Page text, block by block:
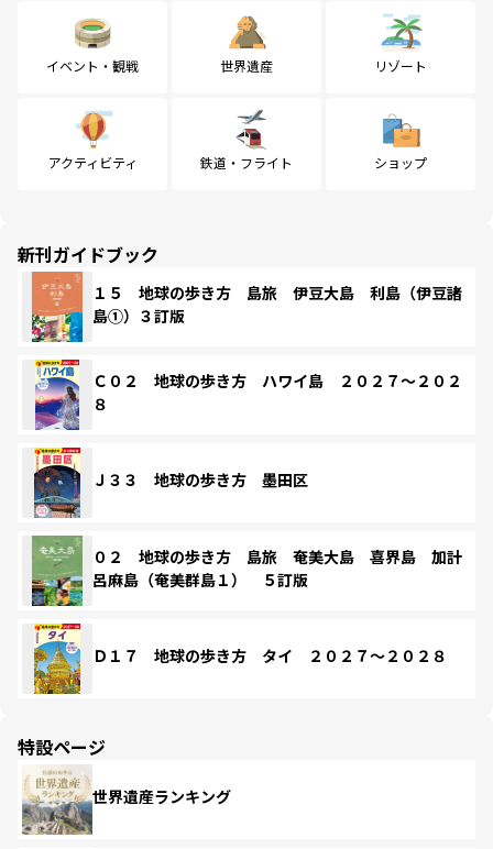
イベント・観戦 世界遺産 リゾート
アクティビティ 鉄道・フライト ショップ
新刊ガイドブック
１５ 地球の歩き方 島旅 伊豆大島 利島（伊豆諸
島①）３訂版
Ｃ０２ 地球の歩き方 ハワイ島 ２０２７～２０２
８
Ｊ３３ 地球の歩き方 墨田区
０２ 地球の歩き方 島旅 奄美大島 喜界島 加計
呂麻島（奄美群島１） ５訂版
Ｄ１７ 地球の歩き方 タイ ２０２７～２０２８
特設ページ
世界遺産ランキング